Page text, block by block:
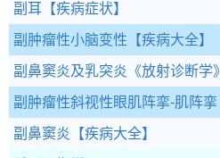
副耳 【疾病症状】
副肿瘤性小脑变性 【疾病大全】
副鼻窦炎及乳突炎 《放射诊断学》
副肿瘤性斜视性眼肌阵挛-肌阵挛
副鼻窦炎 【疾病大全】